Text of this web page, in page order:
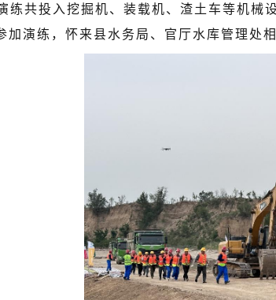
练共投入挖掘机、装载机、渣土车等机械
加演练，怀来县水务局、官厅水库管理处